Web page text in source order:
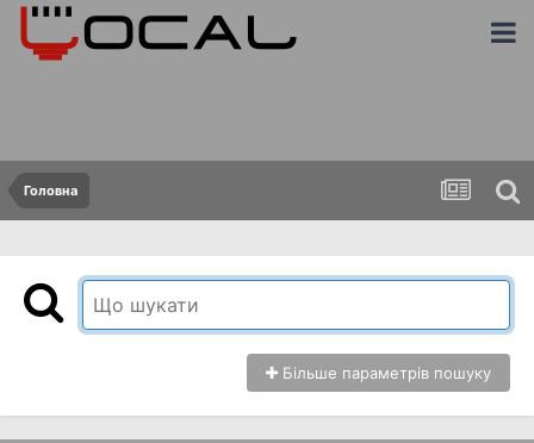
Головна
Більше параметрів пошуку